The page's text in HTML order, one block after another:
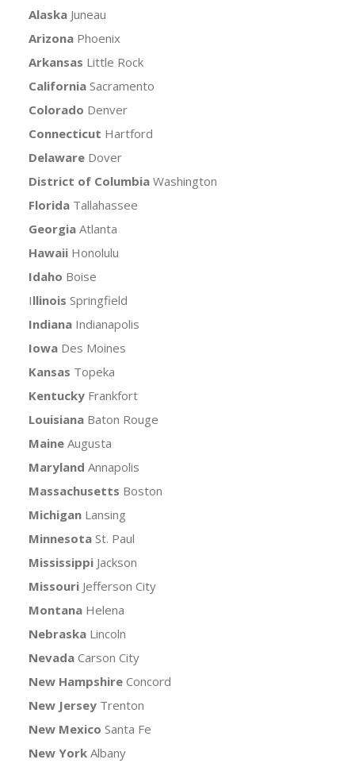
Alaska Juneau
Arizona Phoenix
Arkansas Little Rock
CaliforniaSacramento
Colorado Denver
Connecticut Hartford
DelawareDover
District of Columbia Washington
FloridaTallahassee
Georgia Atlanta
Hawaii Honolulu
Idaho Boise
Illinois Springfield
Indiana Indianapolis
Iowa Des Moines
Kansas Topeka
Kentucky Frankfort
LouisianaBaton Rouge
Maine Augusta
Maryland Annapolis
Massachusetts Boston
MichiganLansing
Minnesota St. Paul
Mississippi Jackson
Missouri Jefferson City
Montana Helena
Nebraska Lincoln
NevadaCarson City
New Hampshire Concord
New Jersey Trenton
New Mexico Santa Fe
New York Albany